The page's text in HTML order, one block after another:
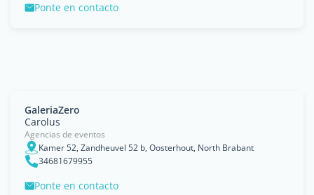
Ponte en contacto
GaleriaZero
Carolus
Agencias de eventos
Kamer 52, Zandheuvel 52 b, Oosterhout, North Brabant
34681679955
Ponte en contacto